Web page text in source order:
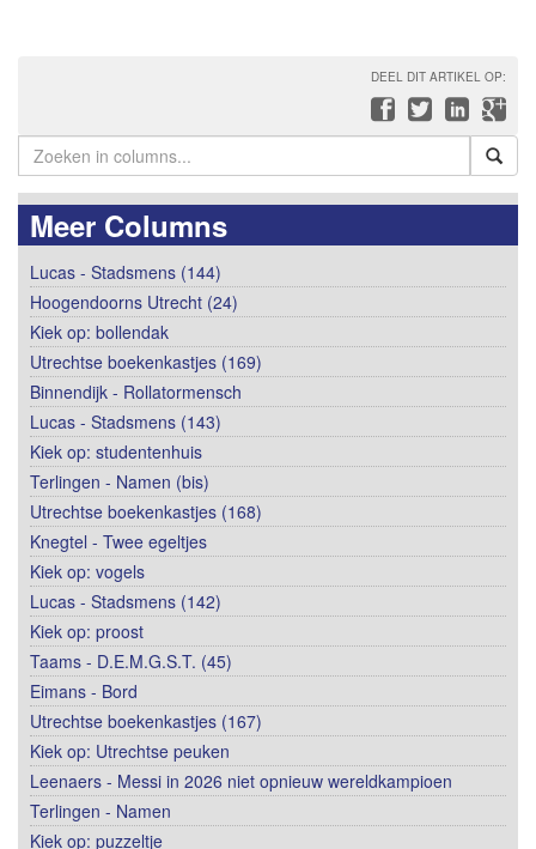
DEEL DIT ARTIKEL OP:
Meer Columns
Lucas - Stadsmens (144)
Hoogendoorns Utrecht (24)
Kiek op: bollendak
Utrechtse boekenkastjes (169)
Binnendijk - Rollatormensch
Lucas - Stadsmens (143)
Kiek op: studentenhuis
Terlingen - Namen (bis)
Utrechtse boekenkastjes (168)
Knegtel - Twee egeltjes
Kiek op: vogels
Lucas - Stadsmens (142)
Kiek op: proost
Taams - D.E.M.G.S.T. (45)
Eimans - Bord
Utrechtse boekenkastjes (167)
Kiek op: Utrechtse peuken
Leenaers - Messi in 2026 niet opnieuw wereldkampioen
Terlingen - Namen
Kiek op: puzzeltje